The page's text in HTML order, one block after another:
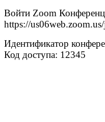
Войти Zoom
https://
Идентификатор
Код доступа: 12345